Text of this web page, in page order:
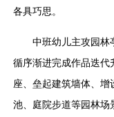
各具巧思。
中班幼儿主攻园林
循序渐进完成作品迭代
座、垒起建筑墙体、
池、庭院步道等园林场